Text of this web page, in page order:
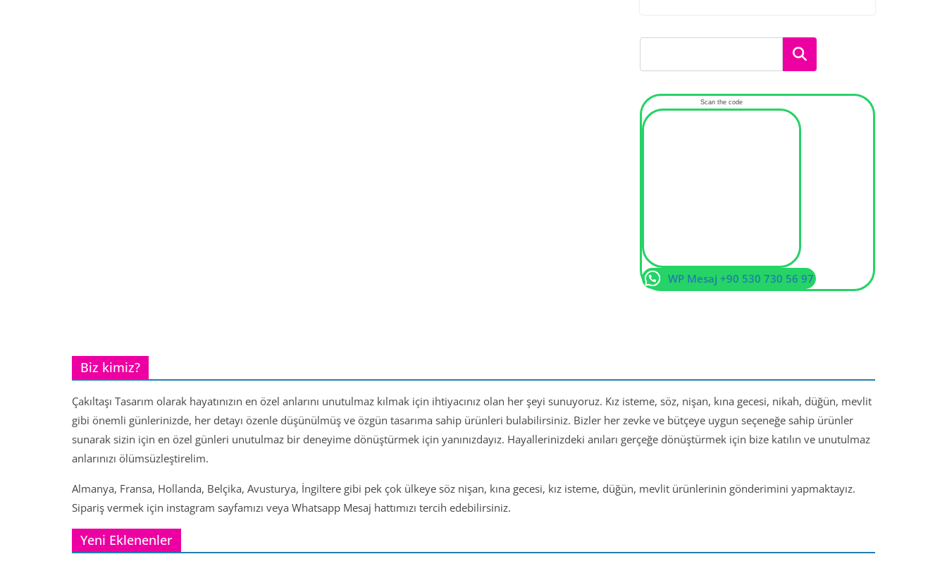
Ara
Scan the code
WP Mesaj +90 530 730 56 97
Biz kimiz?
Çakıltaşı Tasarım olarak hayatınızın en özel anlarını unutulmaz kılmak için ihtiyacınız olan her şeyi sunuyoruz. Kız isteme, söz, nişan, kına gecesi, nikah, düğün, mevlit
gibi önemli günlerinizde, her detayı özenle düşünülmüş ve özgün tasarıma sahip ürünleri bulabilirsiniz. Bizler her zevke ve bütçeye uygun seçeneğe sahip ürünler
sunarak sizin için en özel günleri unutulmaz bir deneyime dönüştürmek için yanınızdayız. Hayallerinizdeki anıları gerçeğe dönüştürmek için bize katılın ve unutulmaz
anlarınızı ölümsüzleştirelim.
Almanya, Fransa, Hollanda, Belçika, Avusturya, İngiltere gibi pek çok ülkeye söz nişan, kına gecesi, kız isteme, düğün, mevlit ürünlerinin gönderimini yapmaktayız.
Sipariş vermek için instagram sayfamızı veya Whatsapp Mesaj hattımızı tercih edebilirsiniz.
Yeni Eklenenler